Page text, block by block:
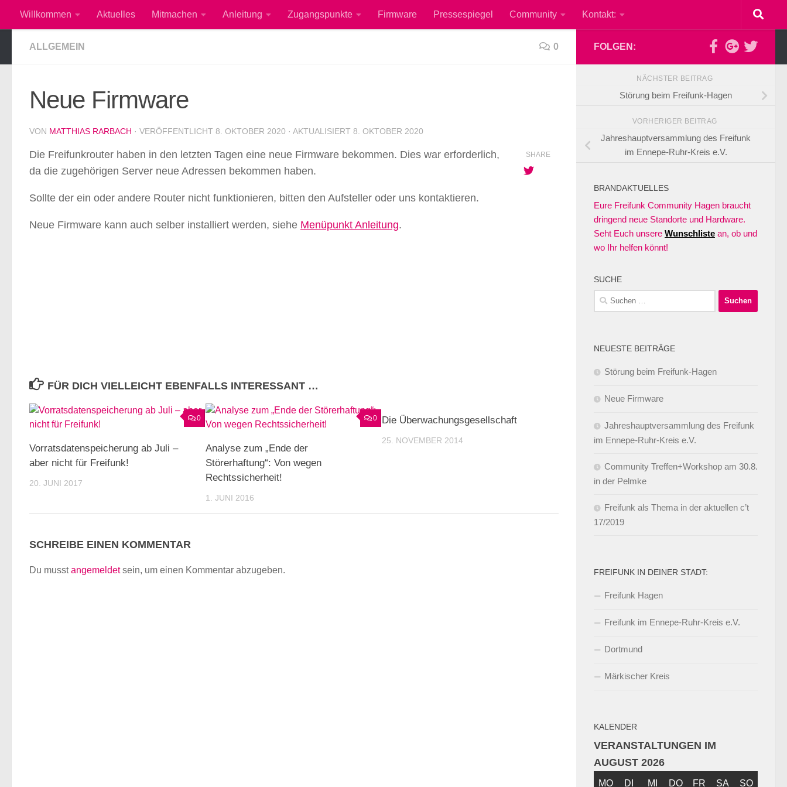
Zum Inhalt springen
Willkommen Aktuelles Mitmachen Anleitung Zugangspunkte Firmware Pressespiegel Community Kontakt:
ALLGEMEIN 0
Neue Firmware
VON MATTHIAS RARBACH · VERÖFFENTLICHT 8. OKTOBER 2020 · AKTUALISIERT 8. OKTOBER 2020
Die Freifunkrouter haben in den letzten Tagen eine neue Firmware bekommen. Dies war erforderlich,
da die zugehörigen Server neue Adressen bekommen haben.
Sollte der ein oder andere Router nicht funktionieren, bitten den Aufsteller oder uns kontaktieren.
Neue Firmware kann auch selber installiert werden, siehe Menüpunkt Anleitung.
SHARE
FÜR DICH VIELLEICHT EBENFALLS INTERESSANT …
0
Vorratsdatenspeicherung ab Juli –
aber nicht für Freifunk!
20. JUNI 2017
0
Analyse zum „Ende der
Störerhaftung“: Von wegen
Rechtssicherheit!
1. JUNI 2016
Die Überwachungsgesellschaft
25. NOVEMBER 2014
SCHREIBE EINEN KOMMENTAR
Du musstangemeldetsein, um einen Kommentar abzugeben.
FOLGEN:
NÄCHSTER BEITRAG
Störung beim Freifunk-Hagen
VORHERIGER BEITRAG
Jahreshauptversammlung des Freifunk
im Ennepe-Ruhr-Kreis e.V.
BRANDAKTUELLES
Eure Freifunk Community Hagen braucht
dringend neue Standorte und Hardware.
Seht Euch unsere Wunschliste an, ob und
wo Ihr helfen könnt!
SUCHE
Suchen
nach:
NEUESTE BEITRÄGE
Störung beim Freifunk-Hagen
Neue Firmware
Jahreshauptversammlung des Freifunk
im Ennepe-Ruhr-Kreis e.V.
Community Treffen+Workshop am 30.8.
in der Pelmke
Freifunk als Thema in der aktuellen c’t
17/2019
FREIFUNK IN DEINER STADT:
Freifunk Hagen
Freifunk im Ennepe-Ruhr-Kreis e.V.
Dortmund
Märkischer Kreis
KALENDER
VERANSTALTUNGEN IM
AUGUST 2026
MOMONTAG
DI DIENSTAG
MI MITTWOCH
DO DONNERSTAG
FR FREITAG
SA SAMSTAG
SO